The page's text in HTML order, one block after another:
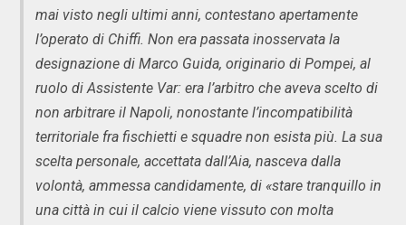
mai visto negli ultimi anni, contestano apertamente
l’operato di Chiffi. Non era passata inosservata la
designazione di Marco Guida, originario di Pompei, al
ruolo di Assistente Var: era l’arbitro che aveva scelto di
non arbitrare il Napoli, nonostante l’incompatibilità
territoriale fra fischietti e squadre non esista più. La sua
scelta personale, accettata dall’Aia, nasceva dalla
volontà, ammessa candidamente, di «stare tranquillo in
una città in cui il calcio viene vissuto con molta